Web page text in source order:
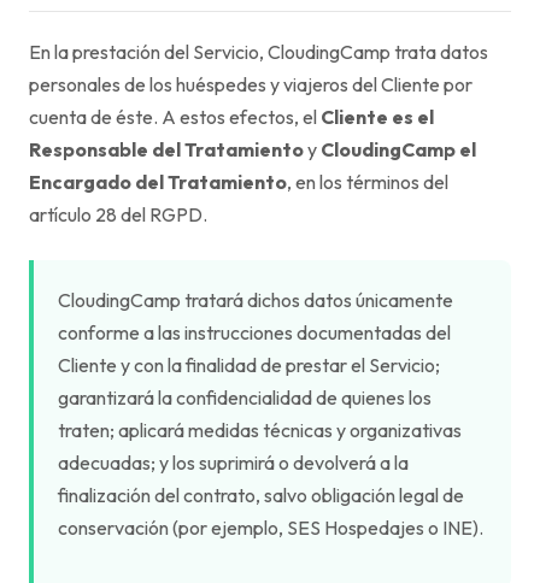
En la prestación del Servicio, CloudingCamp trata datos
personales de los huéspedes y viajeros del Cliente por
cuenta de éste. A estos efectos, el Cliente es el
Responsable del Tratamientoy CloudingCamp el
Encargado del Tratamiento, en los términos del
artículo 28 del RGPD.
CloudingCamp tratará dichos datos únicamente
conforme a las instrucciones documentadas del
Cliente y con la finalidad de prestar el Servicio;
garantizará la confidencialidad de quienes los
traten; aplicará medidas técnicas y organizativas
adecuadas; y los suprimirá o devolverá a la
finalización del contrato, salvo obligación legal de
conservación (por ejemplo, SES Hospedajes o INE).